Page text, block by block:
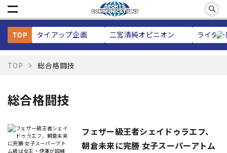
TOP タイアップ企画 二宮清純オピニオン ライタ
TOP 総合格闘技
総合格闘技
フェザー級王者シェイドゥラエフ、
朝倉未来に完勝 女子スーパーアトム